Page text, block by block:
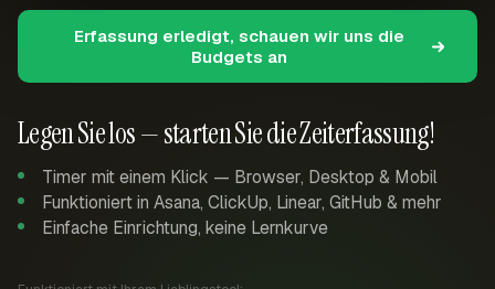
Legen Sie los — starten Sie die Zeiterfassung!
Timer mit einem Klick — Browser, Desktop & Mobil
Funktioniert in Asana, ClickUp, Linear, GitHub & mehr
Einfache Einrichtung, keine Lernkurve
Erfassung erledigt, schauen wir uns die
Budgets an